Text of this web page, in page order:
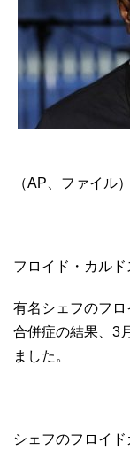
（AP、ファイル）
フロイド・カルド
有名シェフのフ
合併症の結果、3
ました。
シェフのフロイ